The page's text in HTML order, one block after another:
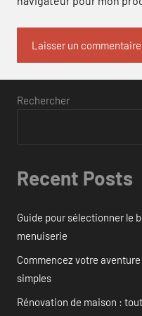
Rechercher
Recent Posts
Guide pour sélectionner le
menuiserie
Commencez votre
simples
Rénovation de maison :